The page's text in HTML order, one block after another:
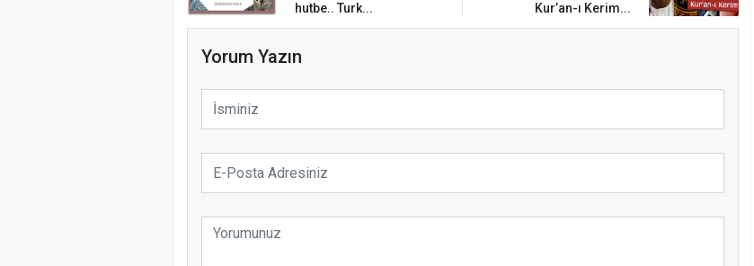
hutbe.. Turk...
Kur’an-ı Kerim...
Yorum Yazın
Etkinliği
Türkiye’de insanlar dinle bağlarını
koparıyor mu?